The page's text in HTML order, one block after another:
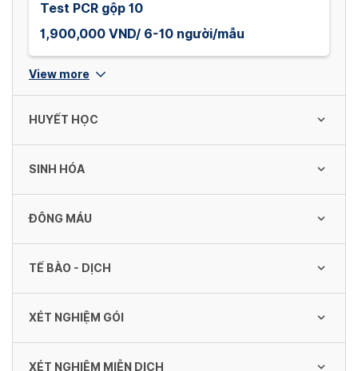
Test PCR gộp 10
1,900,000 VND/ 6-10 người/mẫu
View more
HUYẾT HỌC
VS ( ESR )
Nhóm máu ABO
40,000 VND/ Lần
SINH HÓA
HbA1C
ĐÔNG MÁU
APTT (TCK)
TQ, TP , INR
TẾ BÀO - DỊCH
ThinPrep Pap
XÉT NGHIỆM GÓI
XÉT NGHIỆM MIỄN DỊCH